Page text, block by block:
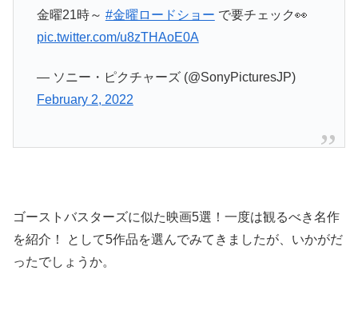
金曜21時～ #金曜ロードショー で要チェック👀
pic.twitter.com/u8zTHAoE0A
— ソニー・ピクチャーズ (@SonyPicturesJP)
February 2, 2022
ゴーストバスターズに似た映画5選！一度は観るべき名作
を紹介！ として5作品を選んでみてきましたが、いかがだ
ったでしょうか。